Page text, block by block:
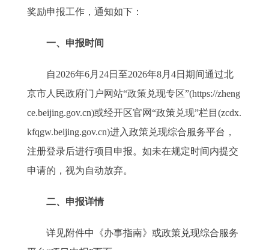
奖励申报工作，通知如下：
一、申报时间
自2026年6月24日至2026年8月4日期间通过北
京市人民政府门户网站“政策兑现专区”(https://zheng
ce.beijing.gov.cn)或经开区官网“政策兑现”栏目(zcdx.
kfqgw.beijing.gov.cn)进入政策兑现综合服务平台，
注册登录后进行项目申报。如未在规定时间内提交
申请的，视为自动放弃。
二、申报详情
详见附件中《办事指南》或政策兑现综合服务